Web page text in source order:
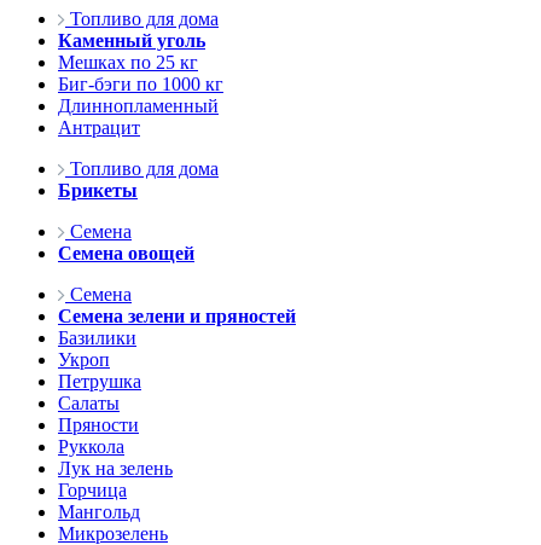
Топливо для дома
Каменный уголь
Мешках по 25 кг
Биг-бэги по 1000 кг
Длиннопламенный
Антрацит
Топливо для дома
Брикеты
Семена
Семена овощей
Семена
Семена зелени и пряностей
Базилики
Укроп
Петрушка
Салаты
Пряности
Руккола
Лук на зелень
Горчица
Мангольд
Микрозелень